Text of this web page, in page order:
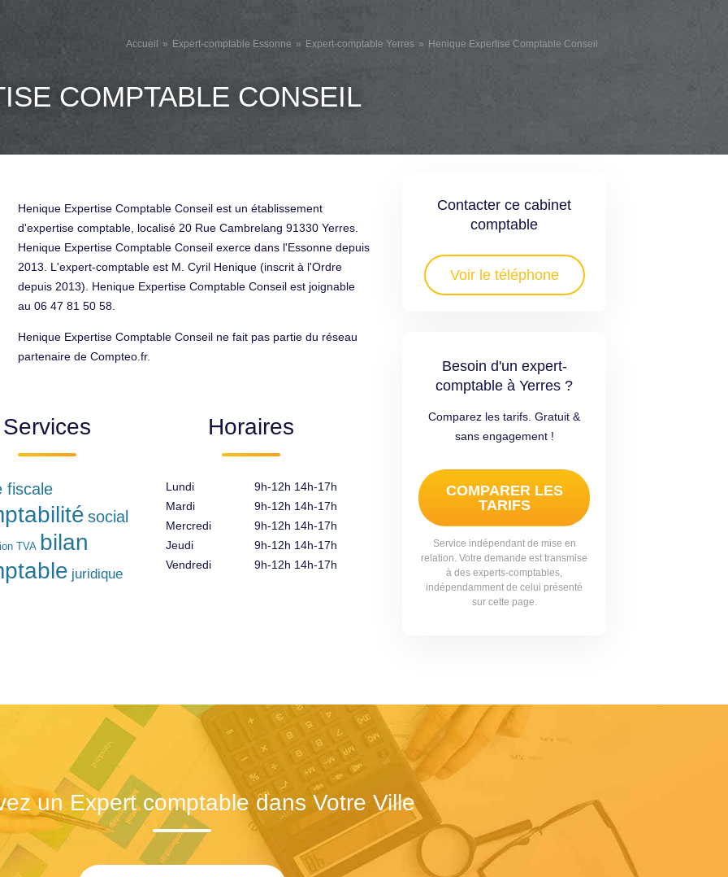
Accueil Expert-comptable Essonne Expert-comptable Yerres Henique Expertise Comptable Conseil
COMPTABLE CONSEIL
Contacter ce cabinet
comptable
Voir le téléphone
Besoin d'un expert-
comptable à Yerres ?
Comparez les tarifs. Gratuit &
sans engagement !
COMPARER LES
TARIFS
Service indépendant de mise en
relation. Votre demande est transmise
à des experts-comptables,
indépendamment de celui présenté
sur cette page.
Henique Expertise Comptable Conseil est un établissement
d'expertise comptable, localisé 20 Rue Cambrelang 91330 Yerres.
Henique Expertise Comptable Conseil exerce dans l'Essonne depuis
2013. L'expert-comptable est M. Cyril Henique (inscrit à l'Ordre
depuis 2013). Henique Expertise Comptable Conseil est joignable
au 06 47 81 50 58.
Henique Expertise Comptable Conseil ne fait pas partie du réseau
partenaire de Compteo.fr.
Services
fiscale
social
TVA bilan
juridique
Horaires
Lundi
Mardi
Mercredi
Jeudi
Vendredi
9h-12h 14h-17h
9h-12h 14h-17h
9h-12h 14h-17h
9h-12h 14h-17h
9h-12h 14h-17h
un Expert comptable dans Votre Ville